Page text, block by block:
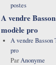
postes
A vendre
modèle pro
A vendre
pro
ParAnonyme